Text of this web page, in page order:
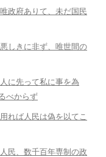
政府ありて、未だ国民
しきに非ず、唯世間の
に先って私に事を為
べからず
れば人民は偽を以てこ
民、数千百年専制の政